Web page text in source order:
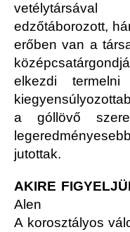
edzőtáborozott,
erőben van a
elkezdi
a góllövő
jutottak.
AKIRE
Alen
A korosztályos